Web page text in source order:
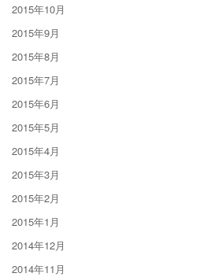
2015年10月
2015年9月
2015年8月
2015年7月
2015年6月
2015年5月
2015年4月
2015年3月
2015年2月
2015年1月
2014年12月
2014年11月